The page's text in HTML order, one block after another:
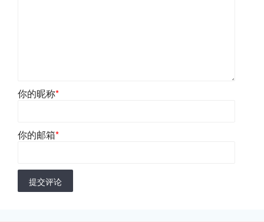
你的昵称*
你的邮箱*
提交评论